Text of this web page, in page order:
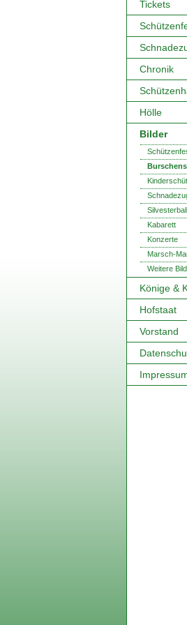
Tickets
Chronik
Hölle
Bilder
Silvesterball
Kabarett
Konzerte
Marsch-
Weitere
Könige &
Hofstaat
Vorstand